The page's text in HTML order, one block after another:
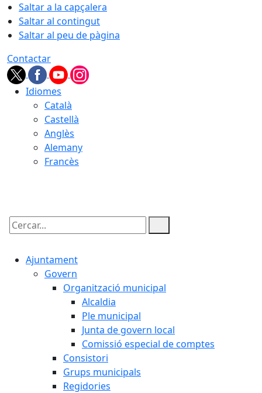
Saltar a la capçalera
Saltar al contingut
Saltar al peu de pàgina
Contactar
Idiomes
Català
Castellà
Anglès
Alemany
Francès
Cercar:
Ajuntament
Govern
Organització municipal
Alcaldia
Ple municipal
Junta de govern local
Comissió especial de comptes
Consistori
Grups municipals
Regidories